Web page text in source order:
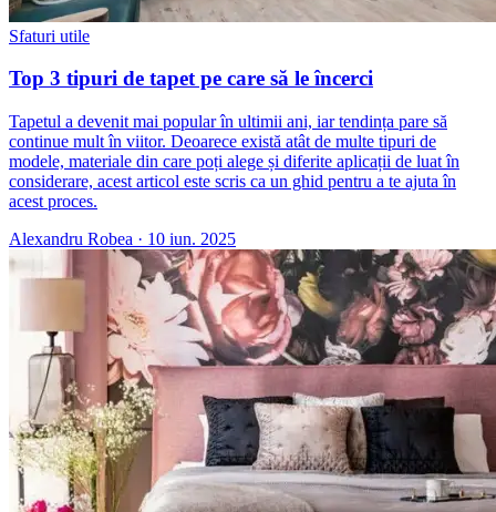
Sfaturi utile
Top 3 tipuri de tapet pe care să le încerci
Tapetul a devenit mai popular în ultimii ani, iar tendința pare să
continue mult în viitor. Deoarece există atât de multe tipuri de
modele, materiale din care poți alege și diferite aplicații de luat în
considerare, acest articol este scris ca un ghid pentru a te ajuta în
acest proces.
Alexandru Robea · 10 iun. 2025